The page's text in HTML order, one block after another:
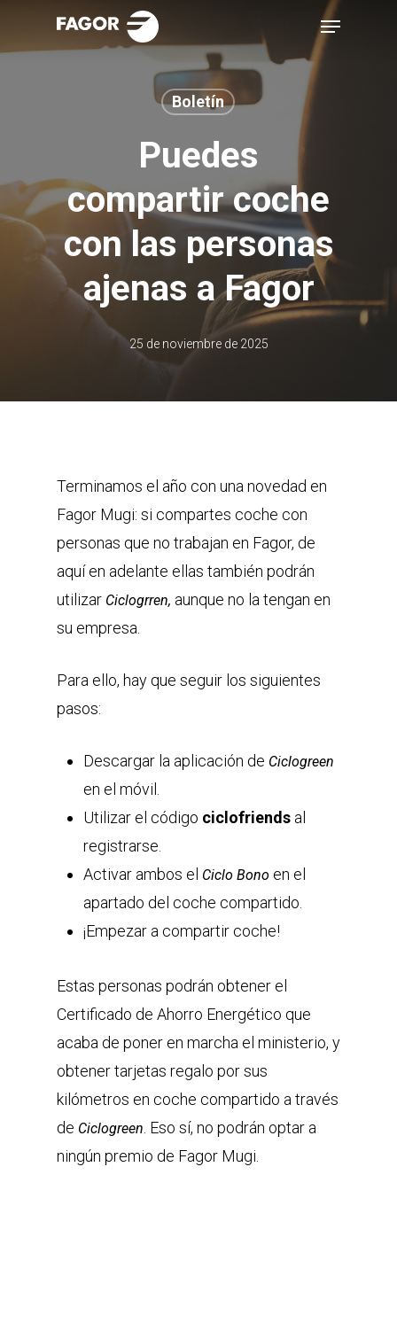
Menu
Boletín
Puedes
compartir coche
con las personas
ajenas a Fagor
25 de noviembre de 2025
Terminamos el año con una novedad en
Fagor Mugi: si compartes coche con
personas que no trabajan en Fagor, de
aquí en adelante ellas también podrán
utilizar Ciclogrren, aunque no la tengan en
su empresa.
Para ello, hay que seguir los siguientes
pasos:
Descargar la aplicación de Ciclogreen
en el móvil.
Utilizar el código ciclofriends al
registrarse.
Activar ambos el Ciclo Bono en el
apartado del coche compartido.
¡Empezar a compartir coche!
Estas personas podrán obtener el
Certificado de Ahorro Energético que
acaba de poner en marcha el ministerio, y
obtener tarjetas regalo por sus
kilómetros en coche compartido a través
de Ciclogreen . Eso sí, no podrán optar a
ningún premio de Fagor Mugi.